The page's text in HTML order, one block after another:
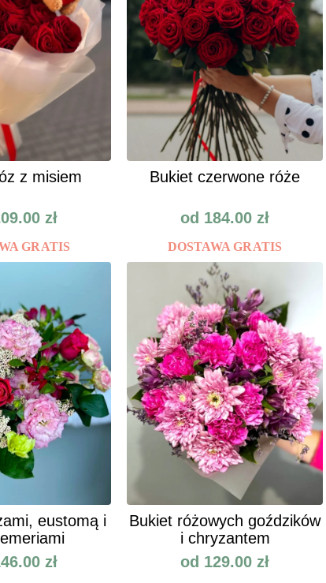
z misiem
zł
GRATIS
Bukiet czerwone róże
od 184.00 zł
DOSTAWA GRATIS
eustomą i
zł
Bukiet różowych goździków
i chryzantem
od 129.00 zł